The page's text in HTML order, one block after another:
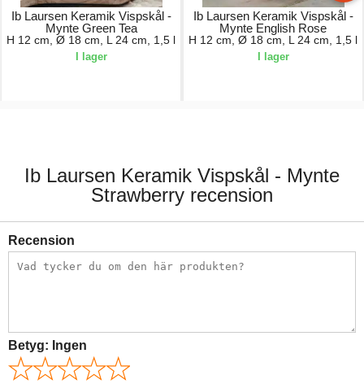
Ib Laursen Keramik Vispskål -
Mynte Green Tea
H 12 cm, Ø 18 cm, L 24 cm, 1,5 l
I lager
Ib Laursen Keramik Vispskål -
Mynte English Rose
H 12 cm, Ø 18 cm, L 24 cm, 1,5 l
I lager
Ib Laursen Keramik Vispskål - Mynte
Strawberry recension
Recension
Betyg: Ingen